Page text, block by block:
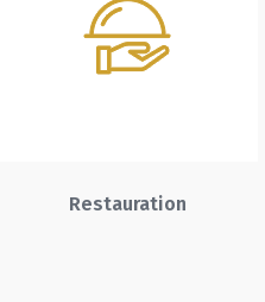
Restauration